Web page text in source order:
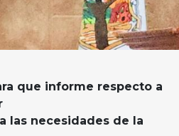
que informe respecto a
las necesidades de la